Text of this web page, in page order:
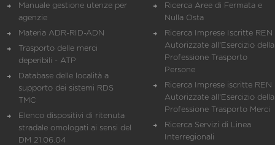
Manuale gestione utenze per
agenzie
Materia ADR-RID-ADN
Trasporto delle merci
deperibili - ATP
Database delle località a
supporto dei sistemi RDS
TMC
Elenco dispositivi di ritenuta
stradale omologati ai sensi del
DM 21.06.04
Ricerca Aree di Fermata e
Nulla Osta
Ricerca Imprese Iscritte REN
Autorizzate all'Esercizio della
Professione Trasporto
Persone
Ricerca Imprese iscritte REN
Autorizzate all'Esercizio della
Professione Trasporto Merci
Ricerca Servizi di Linea
Interregionali